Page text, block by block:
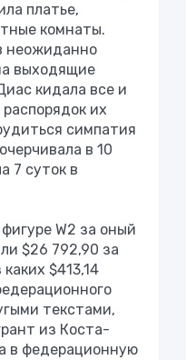
платье,
комнаты.
неожиданно
выходящие
кидала все и
их
симпатия
в 10
7 суток в
W2 за оный
$26 792,90 за
$413,14
текстами,
из Коста-
в федерационную